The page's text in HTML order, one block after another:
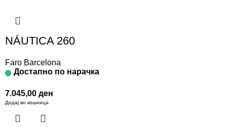
NÁUTICA 260
Faro Barcelona
Достапно по нарачка
7.045,00 ден
Додај во кошница